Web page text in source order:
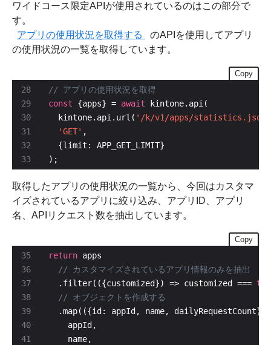
ワイドコース限定APIが使用されているのはこの部分で
す。
アプリの使用状況を取得する
のAPIを使用してアプリ
の使用状況の一覧を取得しています。
Copy
28
29
30
31
33
const {apps} = await
  kintone.api.url(
'/k/v1/apps/statistics.json'
'GET'
);
取得したアプリの使用状況の一覧から、今回はカスタマ
イズされているアプリに絞り込み、アプリID、アプリ
名、APIリクエスト数を抽出しています。
Copy
35
36
37
38
39
40
41
return
  .filter(({customized}) => customized ===